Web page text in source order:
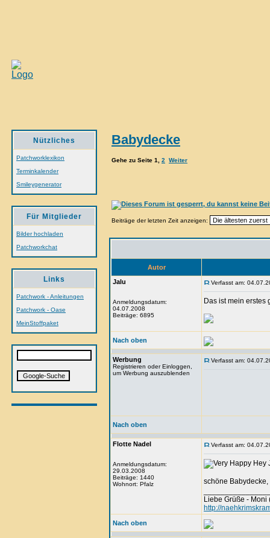
Nützliches
Patchworklexikon
Terminkalender
Smileygenerator
Für Mitglieder
Bilder hochladen
Patchworkchat
Links
Patchwork - Anleitungen
Patchwork - Oase
MeinStoffpaket
Babydecke
Gehe zu Seite 1 2 Weiter
Beiträge der letzten Zeit anzeigen:
Autor
Jalu
Anmeldungsdatum:
04.07.2008
Beiträge: 6895
Verfasst am:
Das ist mein erstes
Nach oben
Werbung
Registrieren oder Einloggen,
um Werbung auszublenden
Verfasst am:
Nach oben
Flotte Nadel
Anmeldungsdatum:
29.03.2008
Beiträge: 1440
Wohnort: Pfalz
Verfasst am:
Hey
schöne
Liebe Grüße - Moni
http://
Nach oben